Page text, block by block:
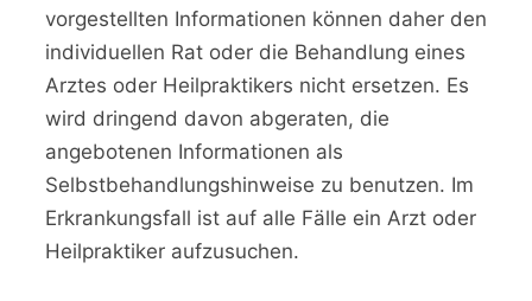
vorgestellten Informationen können daher den
individuellen Rat oder die Behandlung eines
Arztes oder Heilpraktikers nicht ersetzen. Es
wird dringend davon abgeraten, die
angebotenen Informationen als
Selbstbehandlungshinweise zu benutzen. Im
Erkrankungsfall ist auf alle Fälle ein Arzt oder
Heilpraktiker aufzusuchen.